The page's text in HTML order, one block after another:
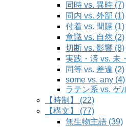
同時 vs. 異時 (7)
同内 vs. 外部 (1)
付着 vs. 間隔 (1)
意識 vs. 自然 (2)
切断 vs. 影響 (8)
実践・済 vs. 未
同等 vs. 差違 (2)
some vs. any (4)
ラテン系 vs. ゲ
【時制】 (22)
【構文】 (77)
無生物主語 (39)